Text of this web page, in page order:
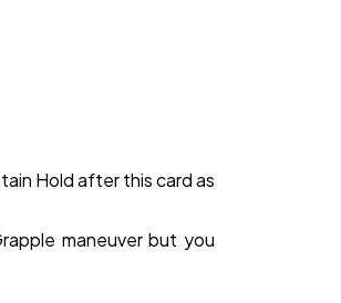
Hold after this card as
maneuver but you